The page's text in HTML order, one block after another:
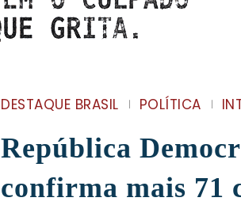
DESTAQUE BRASIL POLÍTICA
República
confirma mais 71